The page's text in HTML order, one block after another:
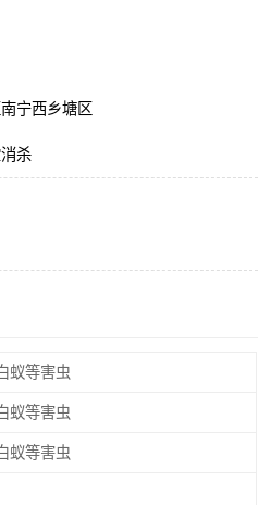
宁西乡塘区
杀
蚁等害虫
蚁等害虫
蚁等害虫